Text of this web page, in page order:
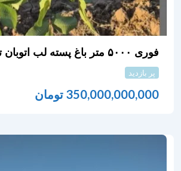
فوری ۵۰۰۰ متر باغ پسته لب اتوبان تهران قزوین
پر بازدید
350,000,000,000 تومان